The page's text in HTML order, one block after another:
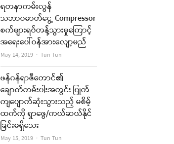
ရတနာကမ်းလွန်
သဘာဝဓာတ်ငွေ့ Compressor
စက်များရပ်တန့်သွားမှုကြောင့်
အရေးပေါ်ဝန်အားလျော့မည်
May 14, 2019 Author
Tun Tun
ဖန်ဂန်ရာဇီတောင်၏
ချောက်ကမ်းပါးအတွင်း ပြုတ်
ကျပျောက်ဆုံးသွားသည့် မစိမ့်
ထက်ကို ရှာဖွေ/ကယ်ဆယ်နိုင်
ခြင်းမရှိသေး
May 15, 2019 Author
Tun Tun